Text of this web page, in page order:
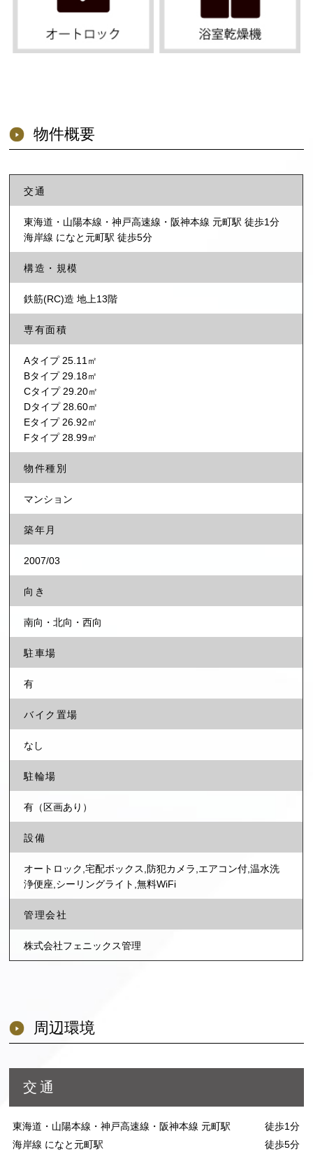
物件概要
交通
東海道・山陽本線・神戸高速線・阪神本線 元町駅 徒歩1分
海岸線 になと元町駅 徒歩5分
構造・規模
鉄筋(RC)造 地上13階
専有面積
Aタイプ 25.11㎡
Bタイプ 29.18㎡
Cタイプ 29.20㎡
Dタイプ 28.60㎡
Eタイプ 26.92㎡
Fタイプ 28.99㎡
物件種別
マンション
築年月
2007/03
向き
南向・北向・西向
駐車場
有
バイク置場
なし
駐輪場
有（区画あり）
設備
オートロック,宅配ボックス,防犯カメラ,エアコン付,温水洗
浄便座,シーリングライト,無料WiFi
管理会社
株式会社フェニックス管理
周辺環境
交通
東海道・山陽本線・神戸高速線・阪神本線 元町駅
徒歩1分
海岸線 になと元町駅
徒歩5分